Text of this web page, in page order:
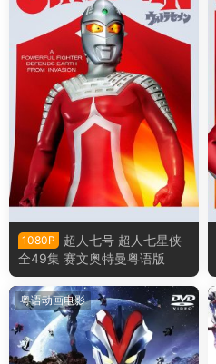
1080P
超人七号 超人七星侠
全49集 赛文奥特曼粤语版
粤语动画电影